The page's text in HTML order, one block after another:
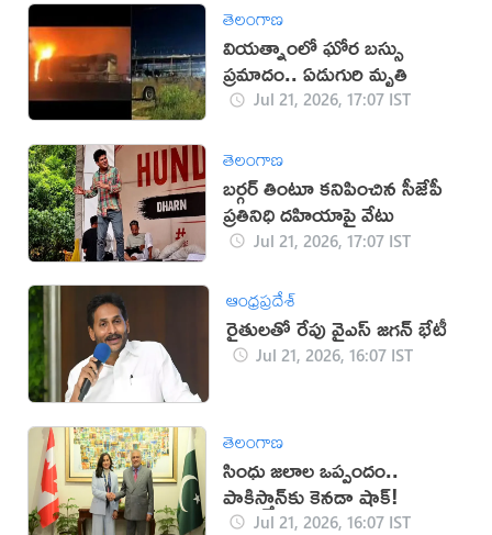
తెలంగాణ
వియత్నాంలో ఘోర బస్సు
ప్రమాదం.. ఏడుగురి మృతి
Jul 21, 2026, 17:07 IST
తెలంగాణ
బర్గర్ తింటూ కనిపించిన సీజేపీ
ప్రతినిధి దహియాపై వేటు
Jul 21, 2026, 17:07 IST
ఆంధ్రప్రదేశ్
రైతులతో రేపు వైఎస్ జగన్ భేటీ
Jul 21, 2026, 16:07 IST
తెలంగాణ
సింధు జలాల ఒప్పందం..
పాకిస్తాన్‌కు కెనడా షాక్!
Jul 21, 2026, 16:07 IST